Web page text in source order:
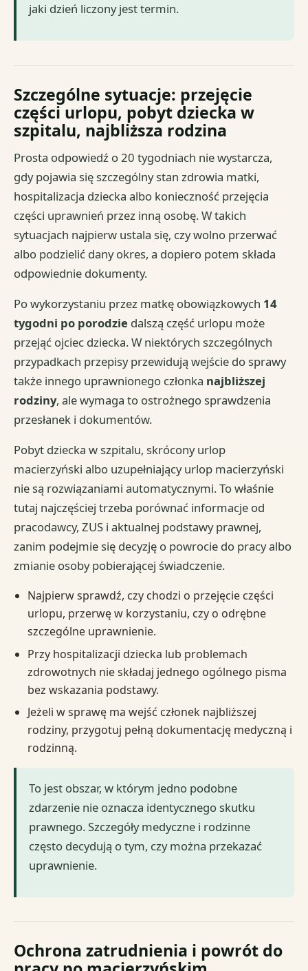
jaki dzień liczony jest termin.
Szczególne sytuacje: przejęcie
części urlopu, pobyt dziecka w
szpitalu, najbliższa rodzina
Prosta odpowiedź o 20 tygodniach nie wystarcza,
gdy pojawia się szczególny stan zdrowia matki,
hospitalizacja dziecka albo konieczność przejęcia
części uprawnień przez inną osobę. W takich
sytuacjach najpierw ustala się, czy wolno przerwać
albo podzielić dany okres, a dopiero potem składa
odpowiednie dokumenty.
Po wykorzystaniu przez matkę obowiązkowych 14
tygodni po porodzie dalszą część urlopu może
przejąć ojciec dziecka. W niektórych szczególnych
przypadkach przepisy przewidują wejście do sprawy
także innego uprawnionego członka najbliższej
rodziny, ale wymaga to ostrożnego sprawdzenia
przesłanek i dokumentów.
Pobyt dziecka w szpitalu, skrócony urlop
macierzyński albo uzupełniający urlop macierzyński
nie są rozwiązaniami automatycznymi. To właśnie
tutaj najczęściej trzeba porównać informacje od
pracodawcy, ZUS i aktualnej podstawy prawnej,
zanim podejmie się decyzję o powrocie do pracy albo
zmianie osoby pobierającej świadczenie.
Najpierw sprawdź, czy chodzi o przejęcie części
urlopu, przerwę w korzystaniu, czy o odrębne
szczególne uprawnienie.
Przy hospitalizacji dziecka lub problemach
zdrowotnych nie składaj jednego ogólnego pisma
bez wskazania podstawy.
Jeżeli w sprawę ma wejść członek najbliższej
rodziny, przygotuj pełną dokumentację medyczną i
rodzinną.
To jest obszar, w którym jedno podobne
zdarzenie nie oznacza identycznego skutku
prawnego. Szczegóły medyczne i rodzinne
często decydują o tym, czy można przekazać
uprawnienie.
Ochrona zatrudnienia i powrót do